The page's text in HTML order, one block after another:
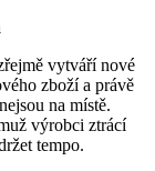
vytváří nové
zboží a právě
na místě.
výrobci ztrácí
tempo.